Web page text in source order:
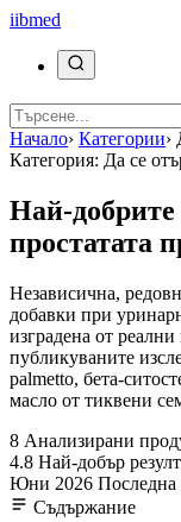
iibmed
Начало› Категории›
Категория: Да се
Най-добрите
простатата
Независична,
добавки при
изградена от
публикуваните
palmetto, бета-
масло от тиквени
8 Анализирани
4.8 Най-добър
Юни 2026 Последна
Съдържание